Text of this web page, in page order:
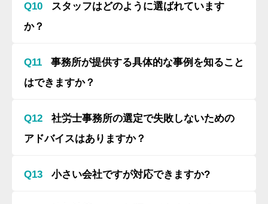
Q10
スタッフはどのように選ばれています
か？
Q11
事務所が提供する具体的な事例を知ること
はできますか？
Q12
社労士事務所の選定で失敗しないための
アドバイスはありますか？
Q13 小さい会社ですが対応できますか?
顧問契約
障害年金
ブログ☆「こころ」の頭の中☆